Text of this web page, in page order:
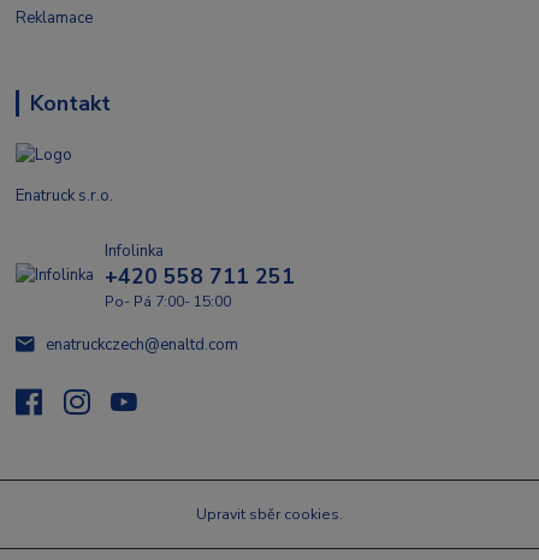
Reklamace
Kontakt
Enatruck s.r.o.
Infolinka
+420 558 711 251
Po- Pá 7:00- 15:00
enatruckczech@enaltd.com
Upravit sběr cookies.